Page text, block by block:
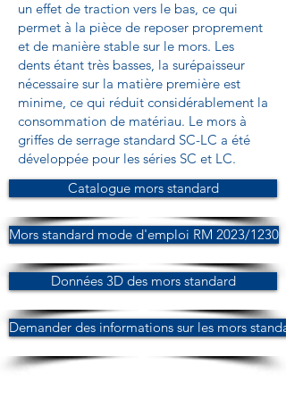
un effet de traction vers le bas, ce qui
permet à la pièce de reposer proprement
et de manière stable sur le mors. Les
dents étant très basses, la surépaisseur
nécessaire sur la matière première est
minime, ce qui réduit considérablement la
consommation de matériau. Le mors à
griffes de serrage standard SC-LC a été
développée pour les séries SC et LC.
Catalogue mors standard
Mors standard mode d'emploi RM 2023/1230
Données 3D des mors standard
Demander des informations sur les mors